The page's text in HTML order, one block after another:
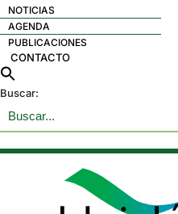
NOTICIAS
AGENDA
PUBLICACIONES
CONTACTO
Buscar: